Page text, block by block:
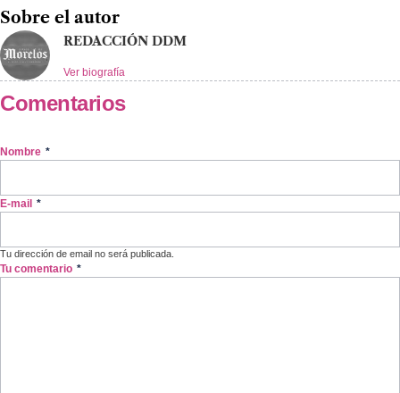
Sobre el autor
REDACCIÓN DDM
Ver biografía
Comentarios
Nombre *
E-mail *
Tu dirección de email no será publicada.
Tu comentario *